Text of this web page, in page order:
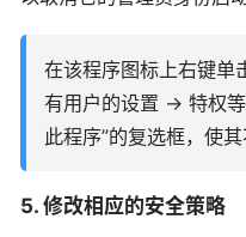
在该程序图标上右键单
有用户的设置 -> 特权
此程序”的复选框，使
5. 修改相应的安全策略